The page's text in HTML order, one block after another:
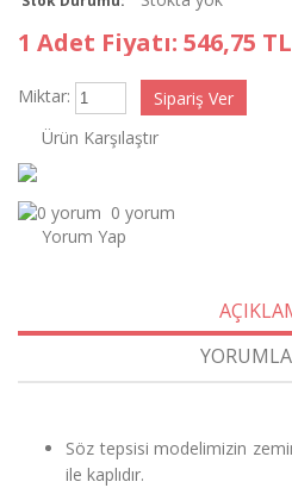
1 Adet Fiyatı: 546,75 TL
Miktar:
Ürün Karşılaştır
0 yorum
Yorum Yap
Söz tepsisi modelimizin
ile kaplıdır.